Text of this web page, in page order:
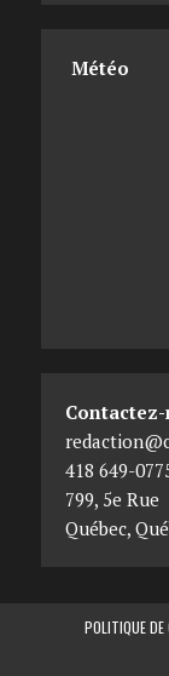
Météo
418 649-
799, 5e Rue
Québec,
POLITIQUE